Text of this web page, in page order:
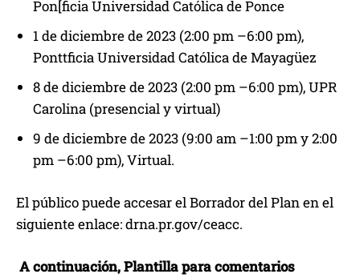
Pon[ficia Universidad Católica de Ponce
1 de diciembre de 2023 (2:00 pm –6:00 pm),
Ponttficia Universidad Católica de Mayagüez
8 de diciembre de 2023 (2:00 pm –6:00 pm), UPR
Carolina (presencial y virtual)
9 de diciembre de 2023 (9:00 am –1:00 pm y 2:00
pm –6:00 pm), Virtual.
El público puede accesar el Borrador del Plan en el
siguiente enlace: drna.pr.gov/ceacc.
A continuación, Plantilla para comentarios